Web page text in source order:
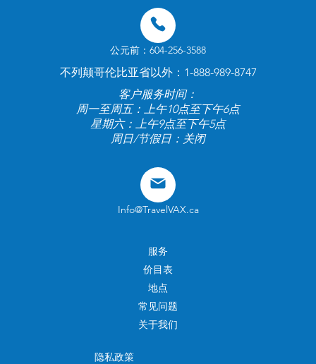
公元前：604-256-3588
不列颠哥伦比亚省以外：1-888-989-8747
客户服务时间：
周一至周五：上午10点至下午6点
星期六：上午9点至下午5点
周日/节假日：关闭
Info@TravelVAX.ca
服务
价目表
地点
常见问题
关于我们
隐私政策